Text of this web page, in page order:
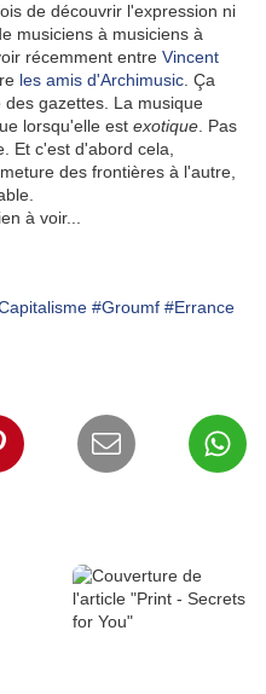
de découvrir l'expression ni
musiciens à musiciens à
récemment entre Vincent
les amis d'Archimusic . Ça
gazettes. La musique
lorsqu'elle est exotique . Pas
Et c'est d'abord cela,
des frontières à l'autre,
à voir...
#Groumf #Errance